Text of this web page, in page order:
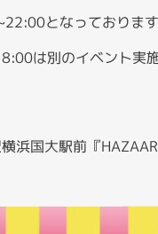
となっております
は別のイベント実施
浜国大駅前『